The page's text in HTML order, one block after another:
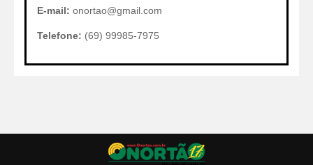
E-mail: onortao@gmail.com
Telefone: (69) 99985-7975